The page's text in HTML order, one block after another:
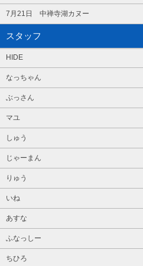
7月21日 中禅寺湖カヌー
スタッフ
HIDE
なっちゃん
ぶっさん
マユ
しゅう
じゃーまん
りゅう
いね
あすな
ふなっしー
ちひろ